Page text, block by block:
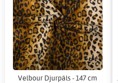
Velbour Djurpäls - 147 cm